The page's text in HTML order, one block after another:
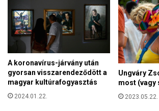
A koronavírus-járvány után
gyorsan visszarendeződött a
magyar kultúrafogyasztás
2024.01.22.
Ungváry
most (vagy
2023.05.22.